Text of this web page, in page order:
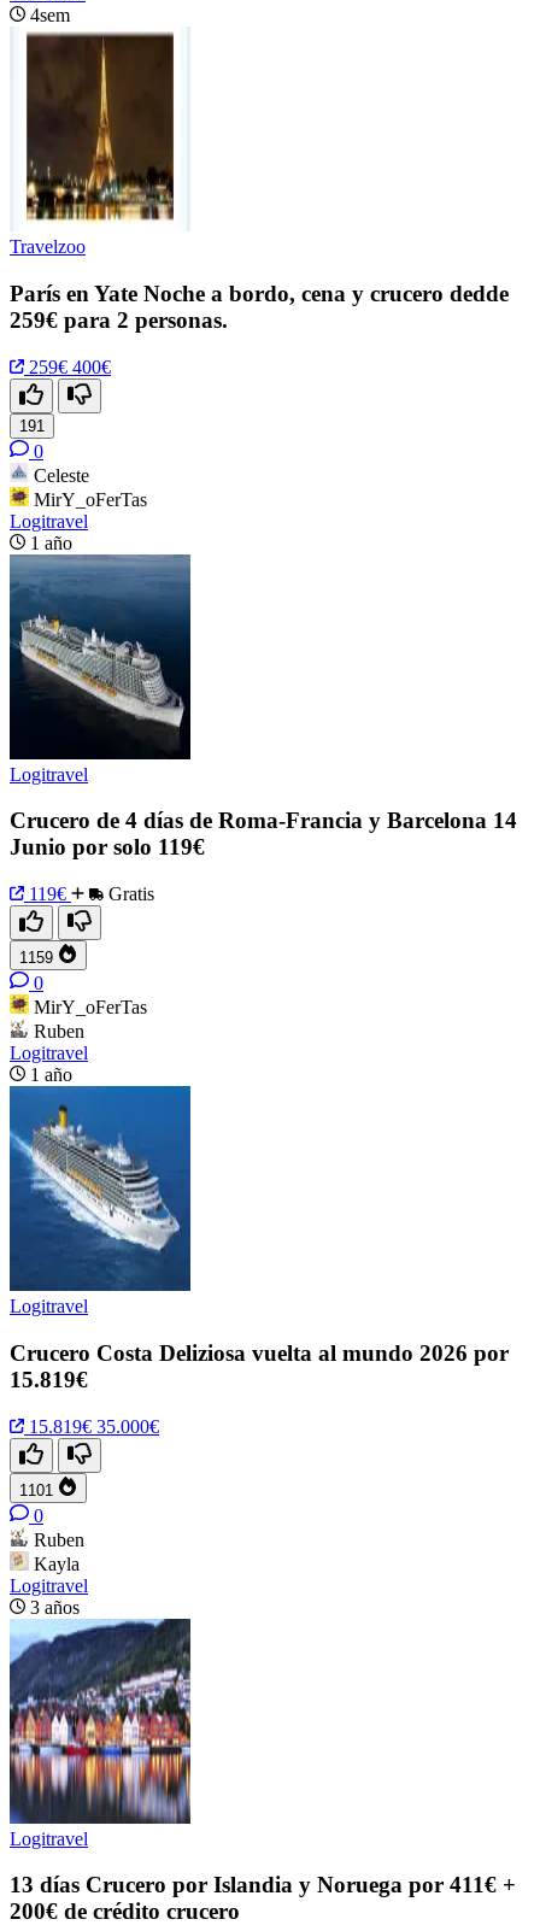
4sem
Travelzoo
París en Yate Noche a bordo, cena y crucero dedde
259€ para 2 personas.
259€ 400€
191
0
Celeste
MirY_oFerTas
Logitravel
1 año
Logitravel
Crucero de 4 días de Roma-Francia y Barcelona 14
Junio por solo 119€
119€ Gratis
1159
0
MirY_oFerTas
Ruben
Logitravel
1 año
Logitravel
Crucero Costa Deliziosa vuelta al mundo 2026 por
15.819€
15.819€ 35.000€
1101
0
Ruben
Kayla
Logitravel
3 años
Logitravel
13 días Crucero por Islandia y Noruega por 411€ +
200€ de crédito crucero